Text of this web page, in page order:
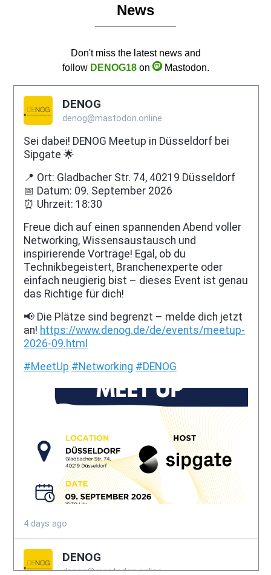
News
Don't miss the latest news and
follow DENOG18on Mastodon.